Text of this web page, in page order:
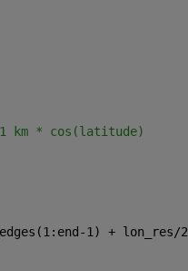
km * cos(latitude)
1) + lon_res/